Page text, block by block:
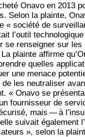
Ona­vo en 2013
Selon la plainte,
« socié­té de
l’ou­til
se ren­sei­gner sur les
plainte affirme
quelles
une menace
les neu­tra­li­ser
« Ona­vo se
four­nis­seur de
mais — à
sui­vait éga­le­ment
», selon la